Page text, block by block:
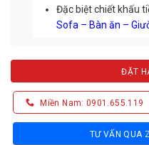
Đặc biệt chiết khấu
Sofa – Bàn ăn –
ĐẶT
Miền Nam: 0901.655.119
TƯ VẤN QUA